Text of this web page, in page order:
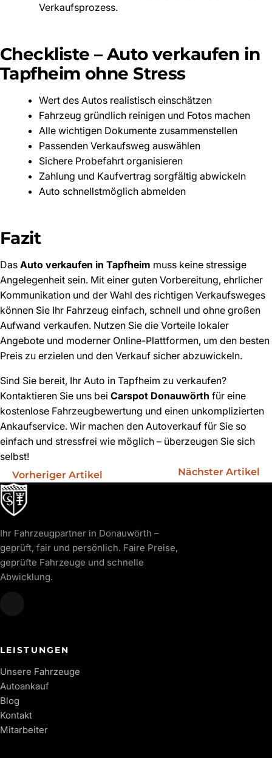
Verkaufsprozess.
Checkliste – Auto verkaufen in
Tapfheim ohne Stress
Wert des Autos realistisch einschätzen
Fahrzeug gründlich reinigen und Fotos machen
Alle wichtigen Dokumente zusammenstellen
Passenden Verkaufsweg auswählen
Sichere Probefahrt organisieren
Zahlung und Kaufvertrag sorgfältig abwickeln
Auto schnellstmöglich abmelden
Fazit
Das Auto verkaufen in Tapfheim muss keine stressige
Angelegenheit sein. Mit einer guten Vorbereitung, ehrlicher
Kommunikation und der Wahl des richtigen Verkaufsweges
können Sie Ihr Fahrzeug einfach, schnell und ohne großen
Aufwand verkaufen. Nutzen Sie die Vorteile lokaler
Angebote und moderner Online-Plattformen, um den besten
Preis zu erzielen und den Verkauf sicher abzuwickeln.
Sind Sie bereit, Ihr Auto in Tapfheim zu verkaufen?
Kontaktieren Sie uns bei Carspot Donauwörth für eine
kostenlose Fahrzeugbewertung und einen unkomplizierten
Ankaufservice. Wir machen den Autoverkauf für Sie so
einfach und stressfrei wie möglich – überzeugen Sie sich
selbst!
Vorheriger Artikel Nächster Artikel
Ihr Fahrzeugpartner in Donauwörth –
geprüft, fair und persönlich. Faire Preise,
geprüfte Fahrzeuge und schnelle
Abwicklung.
LEISTUNGEN
Unsere Fahrzeuge
Autoankauf
Blog
Kontakt
Mitarbeiter